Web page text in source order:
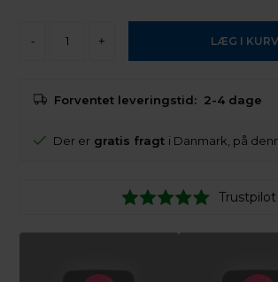
- +
Forventet leveringstid: 2-4 dage
Der er gratis fragt i Danmark, på
Trustpilot